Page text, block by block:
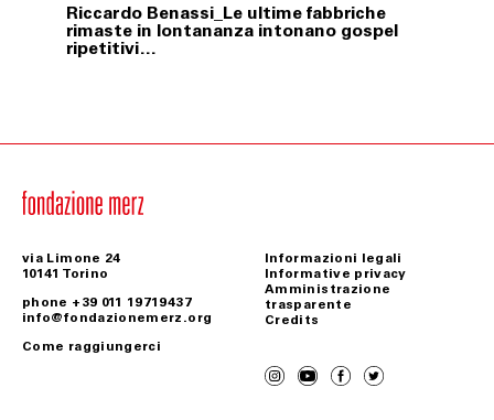
Riccardo Benassi_Le ultime fabbriche
rimaste in lontananza intonano gospel
ripetitivi…
via Limone 24
10141 Torino
phone +39 011 19719437
info@fondazionemerz.org
Come raggiungerci
Informazioni legali
Informative privacy
Amministrazione
trasparente
Credits